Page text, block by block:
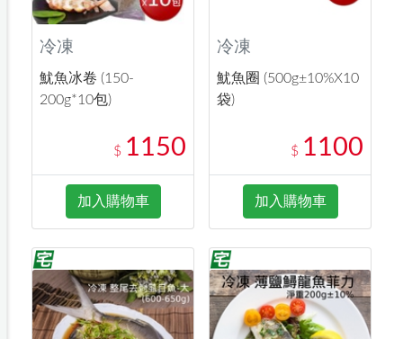
冷凍
魷魚冰卷 (150-
200g*10包)
$ 1150
加入購物車
冷凍
魷魚圈 (500g±10%X10
袋)
$ 1100
加入購物車